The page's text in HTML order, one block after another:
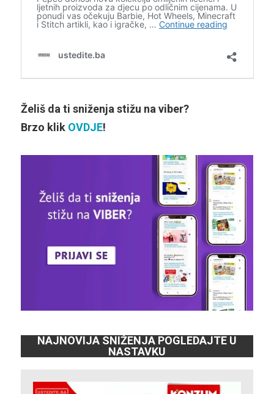
Želiš da ti sniženja stižu na viber?
Brzo klik OVDJE!
NAJNOVIJA SNIŽENJA POGLEDAJTE U
NASTAVKU